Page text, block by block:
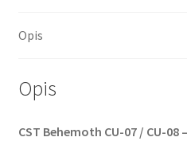
Opis
Opis
CST Behemoth CU-07 / CU-